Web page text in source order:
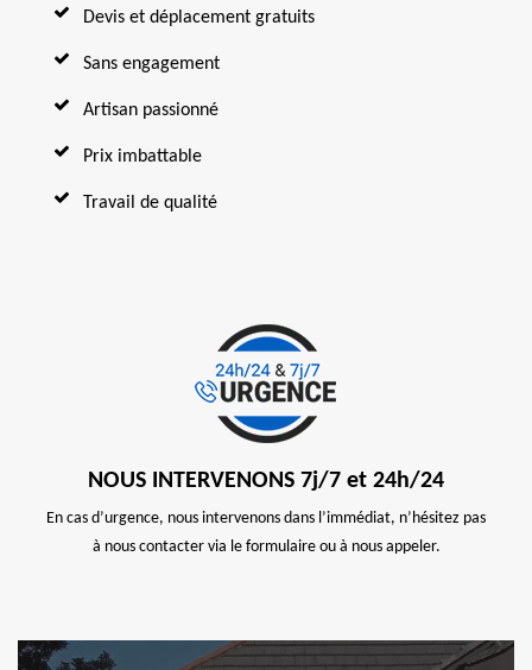
Devis et déplacement gratuits
Sans engagement
Artisan passionné
Prix imbattable
Travail de qualité
NOUS INTERVENONS 7j/7 et 24h/24
En cas d’urgence, nous intervenons dans l’immédiat, n’hésitez pas
à nous contacter via le formulaire ou à nous appeler.